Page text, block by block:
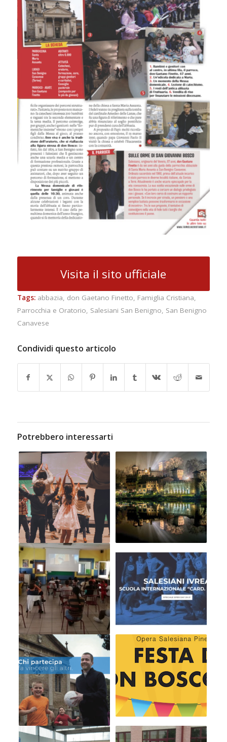
Visita il sito ufficiale
Tags: abbazia don Gaetano Finetto Famiglia Cristiana
Parrocchia e Oratorio Salesiani San Benigno San Benigno
Canavese
Condividi questo articolo
Potrebbero interessarti